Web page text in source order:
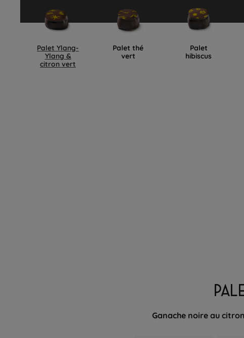
Palet Ylang-
Ylang &
citron vert
Palet thé
vert
Palet
hibiscus
Ganache noire au